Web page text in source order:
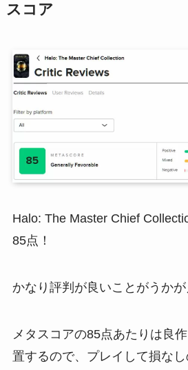
スコア
Halo: The Master Chief
85点！
かなり評判が良いことがうかが
メタスコアの85点あたりは良
置するので、プレイして損な